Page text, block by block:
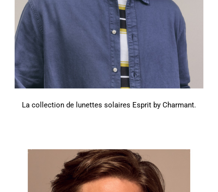
La collection de lunettes solaires Esprit by Charmant.